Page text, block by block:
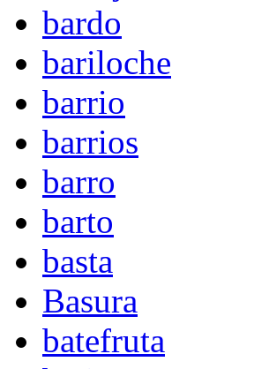
bardo
bariloche
barrio
barrios
barro
barto
basta
Basura
batefruta